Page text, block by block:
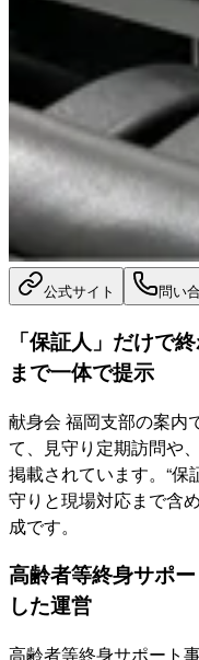
公式サイト 問い
「保証人」だけで
まで一体で提示
献身会 福岡支部の案内
て、見守り定期訪問や
掲載されています。“保
守りと現場対応まで含
成です。
高齢者等終身サポ
した運営
高齢者等終身サポート